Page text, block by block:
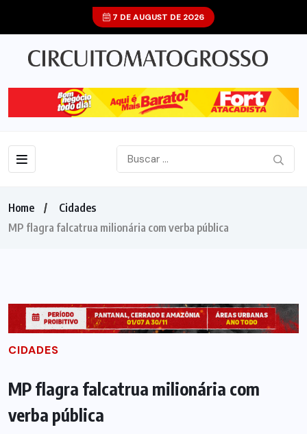
7 DE AUGUST DE 2026
Home
Cidades
MP flagra falcatrua milionária com verba pública
CIDADES
MP flagra falcatrua milionária com
verba pública